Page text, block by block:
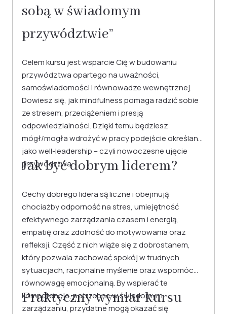
sobą w świadomym
przywództwie”
Celem kursu jest wsparcie Cię w budowaniu
przywództwa opartego na uważności,
samoświadomości i równowadze wewnętrznej.
Dowiesz się, jak mindfulness pomaga radzić sobie
ze stresem, przeciążeniem i presją
odpowiedzialności. Dzięki temu będziesz
mógł/mogła wdrożyć w pracy podejście określane
jako well-leadership – czyli nowoczesne ujęcie
przywództwa.
Jak być dobrym liderem?
Cechy dobrego lidera są liczne i obejmują
chociażby odporność na stres, umiejętność
efektywnego zarządzania czasem i energią,
empatię oraz zdolność do motywowania oraz
refleksji. Część z nich wiąże się z dobrostanem,
który pozwala zachować spokój w trudnych
sytuacjach, racjonalne myślenie oraz wspomóc
równowagę emocjonalną. By wspierać te
kompetencje, potrzebne w świadomym
zarządzaniu, przydatne mogą okazać się
Praktyczny wymiar kursu